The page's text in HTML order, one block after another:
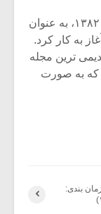
مجله آنلاین «گفتگوی هارمونیک» در سال ۱۳۸۲، به عنوان
به کار کرد.
ترین مجله
که به صورت
بندی: